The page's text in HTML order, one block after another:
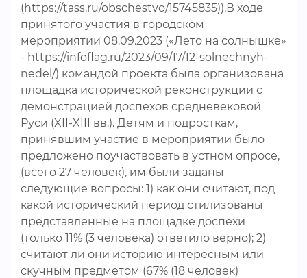
(https://tass.ru/obschestvo/15745835)).В ходе
принятого участия в городском
мероприятии 08.09.2023 («Лето на солнышке»
- https://infoflag.ru/2023/09/17/12-solnechnyh-
nedel/) командой проекта была организована
площадка исторической реконструкции с
демонстрацией доспехов средневековой
Руси (XII-XIII вв.). Детям и подросткам,
принявшим участие в мероприятии было
предложено поучаствовать в устном опросе,
(всего 27 человек), им были заданы
следующие вопросы: 1) как они считают, под
какой исторический период стилизованы
представленные на площадке доспехи
(только 11% (3 человека) ответило верно); 2)
считают ли они историю интересным или
скучным предметом (67% (18 человек)